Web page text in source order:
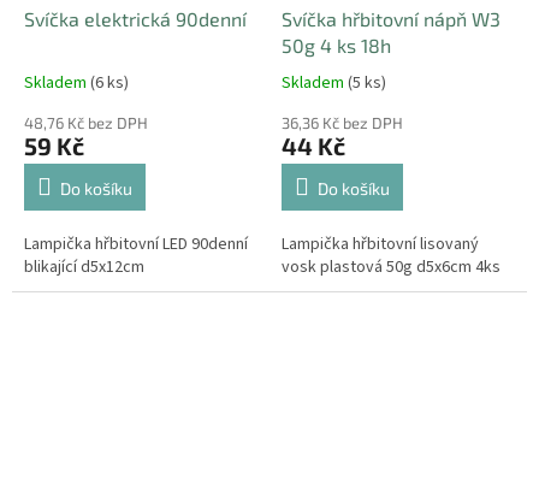
Svíčka elektrická 90denní
Skladem (6 ks)
48,76 Kč bez DPH
59 Kč
Do košíku
Lampička hřbitovní LED 90denní
blikající d5x12cm
Svíčka hřbitovní nápň W3
50g 4 ks 18h
Skladem (5 ks)
36,36 Kč bez DPH
44 Kč
Do košíku
Lampička hřbitovní lisovaný
vosk plastová 50g d5x6cm 4ks